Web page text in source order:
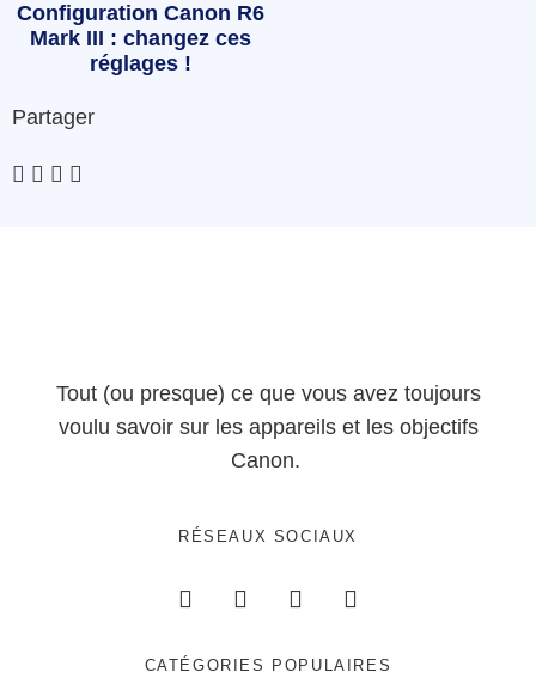
Configuration Canon R6
Mark III : changez ces
réglages !
Partager
Tout (ou presque) ce que vous avez toujours
voulu savoir sur les appareils et les objectifs
Canon.
RÉSEAUX SOCIAUX
CATÉGORIES POPULAIRES